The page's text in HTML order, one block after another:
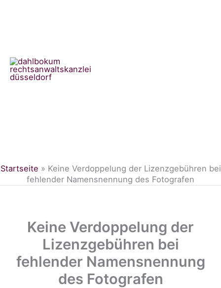
Startseite » Keine Verdoppelung der Lizenzgebühren bei
fehlender Namensnennung des Fotografen
Keine Verdoppelung der
Lizenzgebühren bei
fehlender Namensnennung
des Fotografen